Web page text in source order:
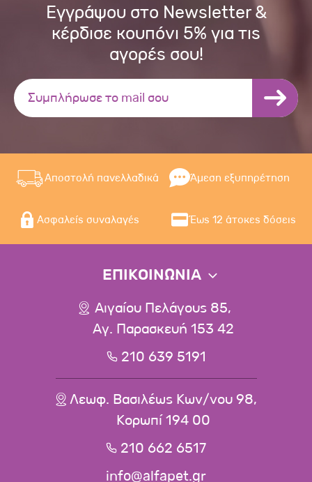
Εγγράψου στο Newsletter &
κέρδισε κουπόνι 5% για τις
αγορές σου!
Αποστολή πανελλαδικά Άμεση εξυπηρέτηση
Ασφαλείς συναλαγές Έως 12 άτοκες δόσεις
ΕΠΙΚΟΙΝΩΝΙΑ
Αιγαίου Πελάγους 85,
Αγ. Παρασκευή 153 42
210 639 5191
Λεωφ. Βασιλέως Κων/νου 98,
Κορωπί 194 00
210 662 6517
info@alfapet.gr